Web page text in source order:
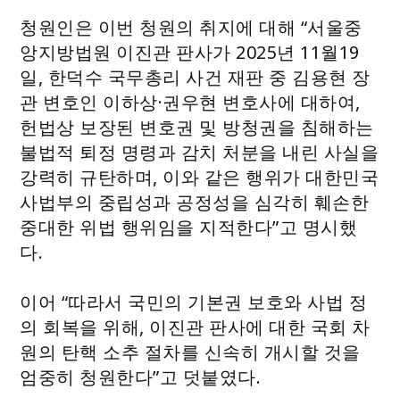
청원인은 이번 청원의 취지에 대해 “서울중
앙지방법원 이진관 판사가 2025년 11월19
일, 한덕수 국무총리 사건 재판 중 김용현 장
관 변호인 이하상·권우현 변호사에 대하여,
헌법상 보장된 변호권 및 방청권을 침해하는
불법적 퇴정 명령과 감치 처분을 내린 사실을
강력히 규탄하며, 이와 같은 행위가 대한민국
사법부의 중립성과 공정성을 심각히 훼손한
중대한 위법 행위임을 지적한다”고 명시했
다.
이어 “따라서 국민의 기본권 보호와 사법 정
의 회복을 위해, 이진관 판사에 대한 국회 차
원의 탄핵 소추 절차를 신속히 개시할 것을
엄중히 청원한다”고 덧붙였다.